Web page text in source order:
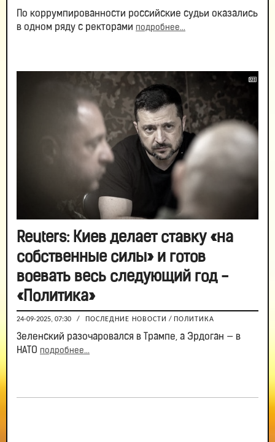
По коррумпированности российские судьи оказались
в одном ряду с ректорами подробнее...
Reuters: Киев делает ставку «на
собственные силы» и готов
воевать весь следующий год -
«Политика»
24-09-2025, 07:30 / ПОСЛЕДНИЕ НОВОСТИ / ПОЛИТИКА
Зеленский разочаровался в Трампе, а Эрдоган — в
НАТО подробнее...